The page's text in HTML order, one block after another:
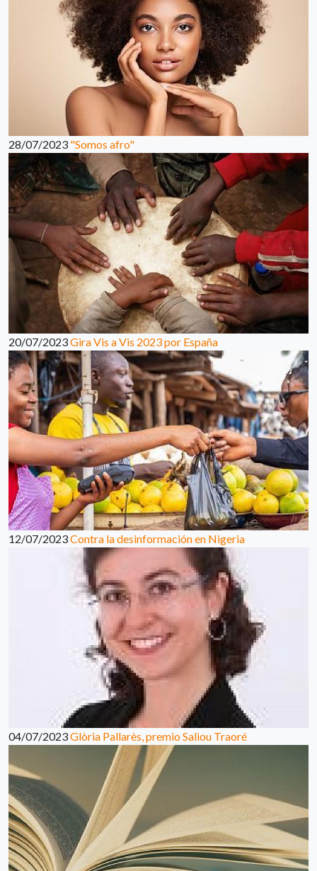
28/07/2023 "Somos afro"
20/07/2023Gira Vis a Vis 2023 por España
12/07/2023Contra la desinformación en Nigeria
04/07/2023Glòria Pallarès, premio Saliou Traoré